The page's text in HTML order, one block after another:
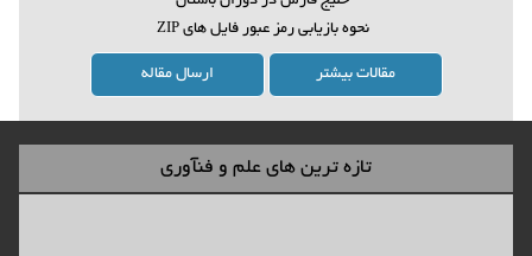
نحوه بازیابی رمز عبور فایل های ZIP
مقالات بیشتر ارسال مقاله
تازه ترین های علم و فنآوری